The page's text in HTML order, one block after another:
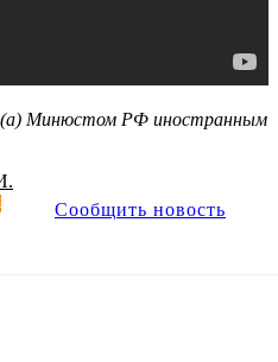
Минюстом РФ иностранным
Сообщить новость